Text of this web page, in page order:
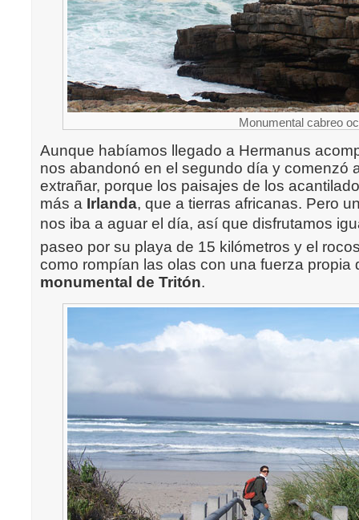
Monumental cabreo
Aunque habíamos llegado a Hermanus
nos abandonó en el segundo día y comenzó
extrañar, porque los paisajes de los
más a Irlanda, que a tierras africanas. Pero
nos iba a aguar el día, así que disfrutamos
paseo por su playa de 15 kilómetros y el
como rompían las olas con una fuerza propia
monumental de Tritón.